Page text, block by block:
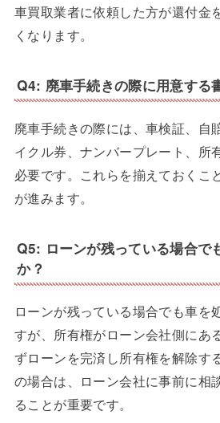
車買取業者に依頼した方が還付金
くなります。
Q4: 廃車手続きの際に用意する
廃車手続きの際には、車検証、自
イクル券、ナンバープレート、所
必要です。これらを揃えておくこ
が進みます。
Q5: ローンが残っている場合で
か？
ローンが残っている場合でも車を
すが、所有権がローン会社側にあ
ずローンを完済し所有権を解除す
の場合は、ローン会社に事前に相
ることが重要です。